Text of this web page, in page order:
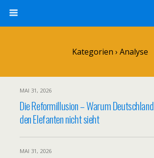
Kategorien › Analyse
MAI 31, 2026
Die Reformillusion – Warum Deutschland
den Elefanten nicht sieht
MAI 31, 2026